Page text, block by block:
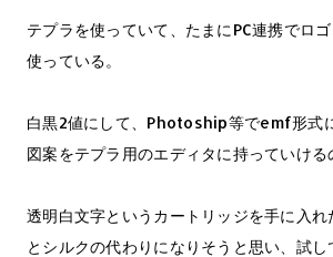
テプラを使っていて、たまにPC連携でロゴ印刷マシンとして
使っている。
白黒2値にして、Photoship等でemf形式
図案をテプラ用のエディタに持っていける
透明白文字というカートリッジを手に入
とシルクの代わりになりそうと思い、試し